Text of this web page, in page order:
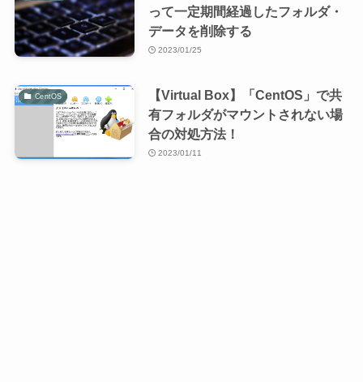
って一定期間経過したフォルダ・
データを削除する
2023/01/25
CentOS
【Virtual Box】「CentOS」で共
有フォルダがマウントされない場
合の対処方法！
2023/01/11